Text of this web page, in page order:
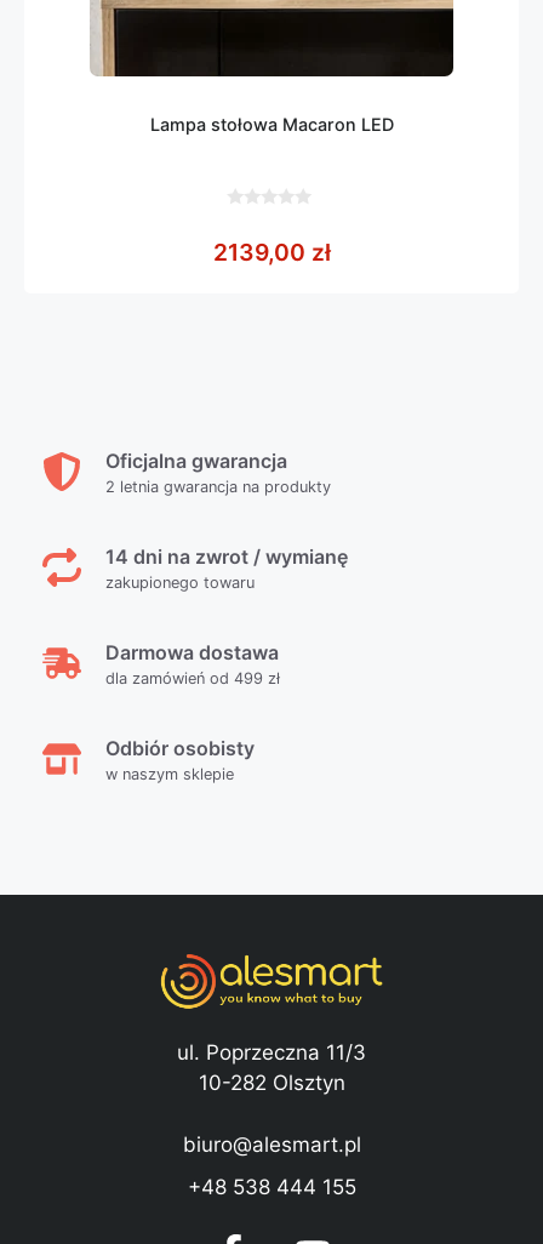
Lampa stołowa Macaron LED
5
2139,00 zł
Oficjalna gwarancja
2 letnia gwarancja na produkty
14 dni na zwrot / wymianę
zakupionego towaru
Darmowa dostawa
dla zamówień od 499 zł
Odbiór osobisty
w naszym sklepie
ul. Poprzeczna 11/3
10-282 Olsztyn
biuro@alesmart.pl
+48 538 444 155